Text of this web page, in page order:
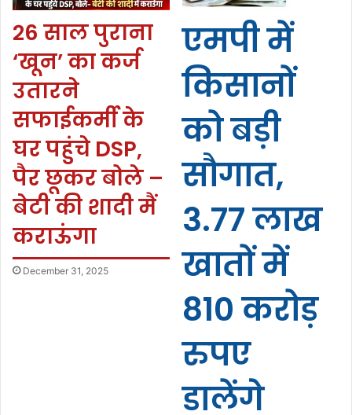
26 साल पुराना
‘खून’ का कर्ज
उतारने
सफाईकर्मी के
घर पहुंचे DSP,
पैर छूकर बोले –
बेटी की शादी मैं
कराऊंगा
December 31, 2025
एमपी में
किसानों
को बड़ी
सौगात,
3.77 लाख
खातों में
810 करोड़
रुपए
डालेंगे